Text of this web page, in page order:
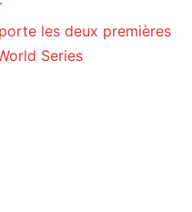
les deux premières
Series